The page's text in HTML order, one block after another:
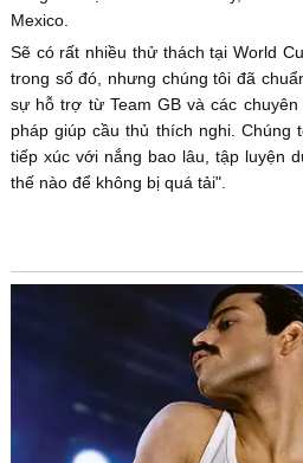
Mexico.
Sẽ có rất nhiều thử thách tại World
trong số đó, nhưng chúng tôi đã
sự hỗ trợ từ Team GB và các
pháp giúp cầu thủ thích nghi. Chúng
tiếp xúc với nắng bao lâu, tập luyện
thế nào để không bị quá tải".